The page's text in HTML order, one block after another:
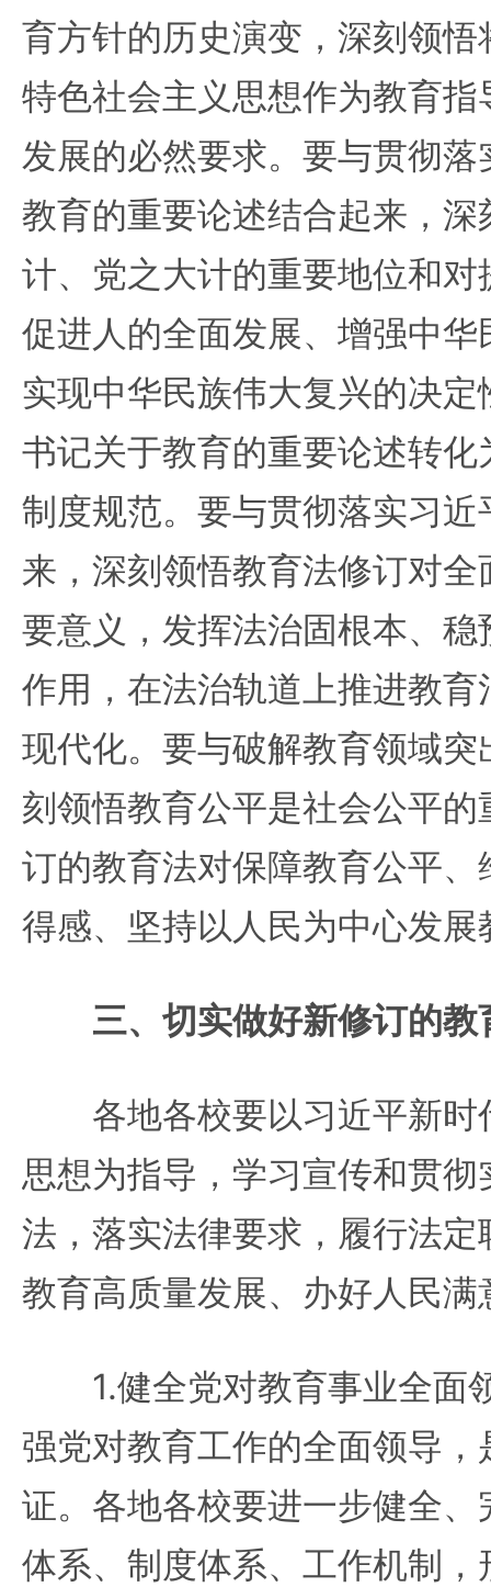
育方针的历史演变，深刻领
特色社会主义思想作为教育
发展的必然要求。要与贯彻
教育的重要论述结合起来，
计、党之大计的重要地位和
促进人的全面发展、增强中
实现中华民族伟大复兴的决
书记关于教育的重要论述转
制度规范。要与贯彻落实习
来，深刻领悟教育法修订对
要意义，发挥法治固根本、
作用，在法治轨道上推进教
现代化。要与破解教育领域
刻领悟教育公平是社会公平
订的教育法对保障教育公平
得感、坚持以人民为中心发
三、切实做好新修订的
各地各校要以习近平新时
思想为指导，学习宣传和贯
法，落实法律要求，履行法
教育高质量发展、办好人民满
1.健全党对教育事业全面
强党对教育工作的全面领导
证。各地各校要进一步健全
体系、制度体系、工作机制